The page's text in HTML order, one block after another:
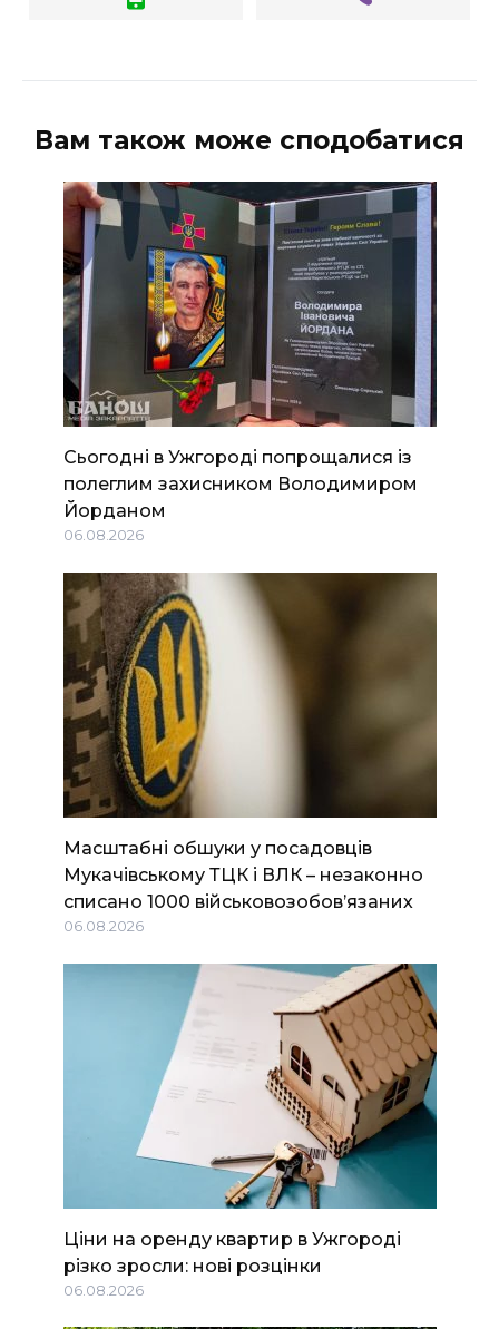
Вам також може сподобатися
Сьогодні в Ужгороді попрощалися із
полеглим захисником Володимиром
Йорданом
06.08.2026
Масштабні обшуки у посадовців
Мукачівському ТЦК і ВЛК – незаконно
списано 1000 військовозобов’язаних
06.08.2026
Ціни на оренду квартир в Ужгороді
різко зросли: нові розцінки
06.08.2026